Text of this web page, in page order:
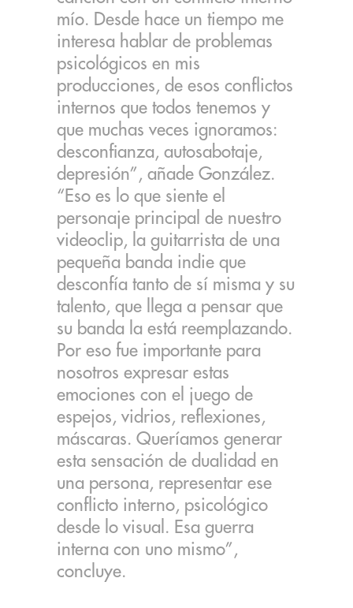
mío. Desde hace un tiempo me
interesa hablar de problemas
psicológicos en mis
producciones, de esos conflictos
internos que todos tenemos y
que muchas veces ignoramos:
desconfianza, autosabotaje,
depresión”, añade González.
“Eso es lo que siente el
personaje principal de nuestro
videoclip, la guitarrista de una
pequeña banda indie que
desconfía tanto de sí misma y su
talento, que llega a pensar que
su banda la está reemplazando.
Por eso fue importante para
nosotros expresar estas
emociones con el juego de
espejos, vidrios, reflexiones,
máscaras. Queríamos generar
esta sensación de dualidad en
una persona, representar ese
conflicto interno, psicológico
desde lo visual. Esa guerra
interna con uno mismo”,
concluye.